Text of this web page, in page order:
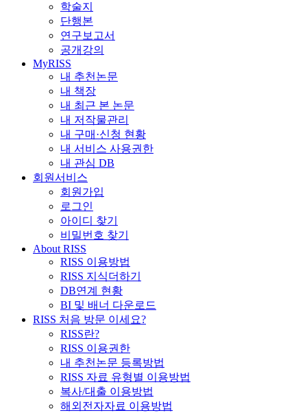
학술지
단행본
연구보고서
공개강의
MyRISS
내 추천논문
내 책장
내 최근 본 논문
내 저작물관리
내 구매·신청 현황
내 서비스 사용권한
내 관심 DB
회원서비스
회원가입
로그인
아이디 찾기
비밀번호 찾기
About RISS
RISS 이용방법
RISS 지식더하기
DB연계 현황
BI 및 배너 다운로드
RISS 처음 방문 이세요?
RISS란?
RISS 이용권한
내 추천논문 등록방법
RISS 자료 유형별 이용방법
복사/대출 이용방법
해외전자자료 이용방법